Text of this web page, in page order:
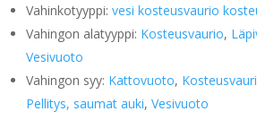
Vahinkotyyppi: vesi kosteusvaurio
Vahingon alatyyppi: Kosteusvaurio,
Vesivuoto
Vahingon syy: Kattovuoto,
Pellitys, saumat auki, Vesivuoto